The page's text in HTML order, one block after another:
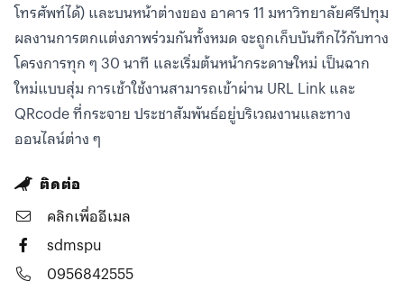
โทรศัพท์ได้) และบนหน้าต่างของ อาคาร 11 มหาวิทยาลัยศรีปทุม
ผลงานการตกแต่งภาพร่วมกันทั้งหมด จะถูกเก็บบันทึกไว้กับทาง
โครงการทุก ๆ 30 นาที และเริ่มต้นหน้ากระดาษใหม่ เป็นฉาก
ใหม่แบบสุ่ม การเช้าใช้งานสามารถเข้าผ่าน URL Link และ
QRcode ที่กระจาย ประชาสัมพันธ์อยู่บริเวณงานและทาง
ออนไลน์ต่าง ๆ
ติดต่อ
คลิกเพื่ออีเมล
sdmspu
0956842555